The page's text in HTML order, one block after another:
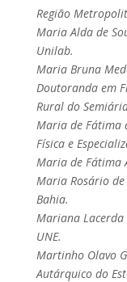
Região
Maria Alda de
Unilab.
Maria Bruna
Doutoranda em
Rural do
Maria de Fátima
Física e
Maria de Fátima
Maria Rosário
Bahia.
Mariana
UNE.
Martinho Olavo
Autárquico do